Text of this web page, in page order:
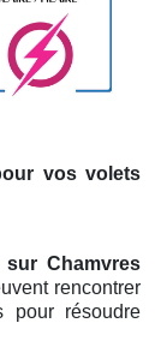
vos volets
sur Chamvres
rencontrer
pour résoudre